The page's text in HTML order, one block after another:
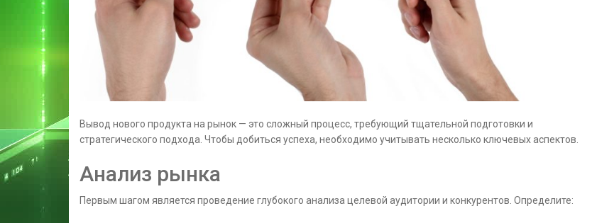
Вывод нового продукта на рынок — это сложный процесс, требующий тщательной подготовки и
стратегического подхода. Чтобы добиться успеха, необходимо учитывать несколько ключевых аспектов.
Анализ рынка
Первым шагом является проведение глубокого анализа целевой аудитории и конкурентов. Определите: